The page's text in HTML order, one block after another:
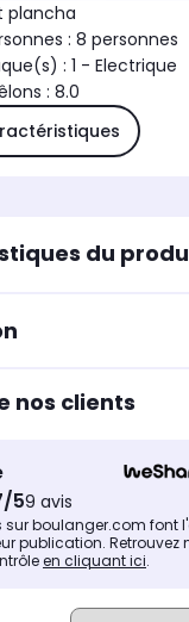
plancha
: 8 personnes
: 1 - Electrique
: 8.0
du
nos clients
59 avis
sur boulanger.com font
publication. Retrouvez
en cliquant ici.